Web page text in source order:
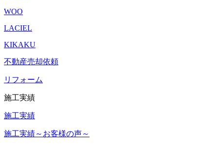
WOO
LACIEL
KIKAKU
不動産売却依頼
リフォーム
施工実績
施工実績
施工実績～お客様の声～